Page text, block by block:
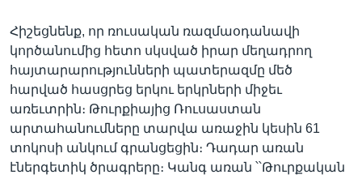
Հիշեցնենք, որ ռուսական ռազմաօդանավի
կործանումից հետո սկսված իրար մեղադրող
հայտարարությունների պատերազմը մեծ
հարված հասցրեց երկու երկրների միջեւ
առեւտրին։ Թուրքիայից Ռուսաստան
արտահանումները տարվա առաջին կեսին 61
տոկոսի անկում գրանցեցին։ Դադար առան
էներգետիկ ծրագրերը։ Կանգ առան ՝՝Թուրքական